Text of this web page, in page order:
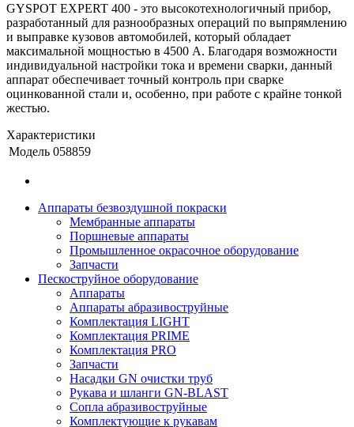
GYSPOT EXPERT 400 - это высокотехнологичный прибор,
разработанный для разнообразных операций по выпрямлению
и выправке кузовов автомобилей, который обладает
максимальной мощностью в 4500 A. Благодаря возможности
индивидуальной настройки тока и времени сварки, данный
аппарат обеспечивает точный контроль при сварке
оцинкованной стали и, особенно, при работе с крайне тонкой
жестью.
Характеристики
Модель 058859
Аппараты безвоздушной покраски
Мембранные аппараты
Поршневые аппараты
Промышленное окрасочное оборудование
Запчасти
Пескоструйное оборудование
Аппараты
Аппараты абразивоструйные
Комплектация LIGHT
Комплектация PRIME
Комплектация PRO
Запчасти
Насадки GN очистки труб
Рукава и шланги GN-BLAST
Сопла абразивоструйные
Комплектующие к рукавам